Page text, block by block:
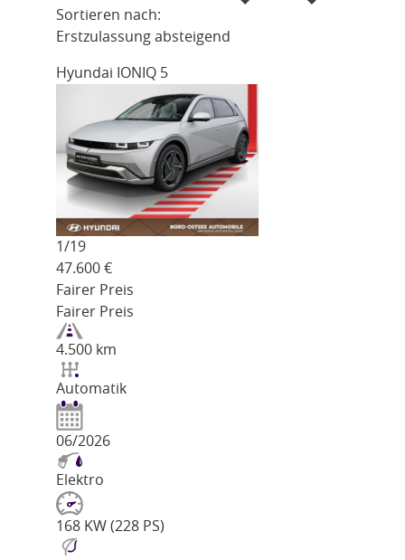
Sortieren nach:
Erstzulassung absteigend
Hyundai IONIQ 5
1/19
47.600 €
Fairer Preis
Fairer Preis
4.500 km
Automatik
06/2026
Elektro
168 KW (228 PS)